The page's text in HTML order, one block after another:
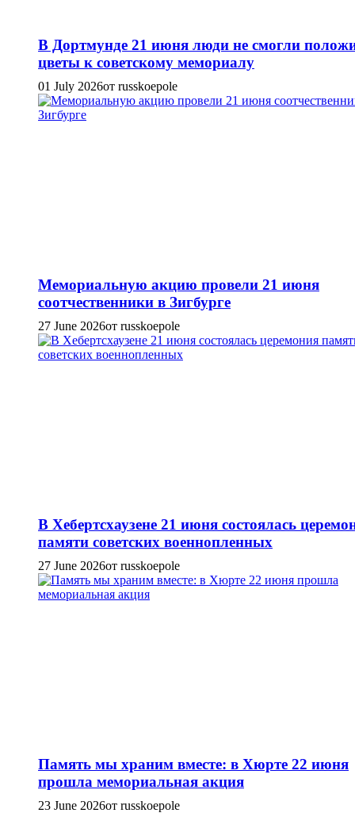
В Дортмунде 21 июня люди не смогли
цветы к советскому мемориалу
01 July 2026от russkoepole
Мемориальную акцию провели 21 июня
соотчественники в Зигбурге
27 June 2026от russkoepole
В Хебертсхаузене 21 июня состоялась
памяти советских военнопленных
27 June 2026от russkoepole
Память мы храним вместе: в Хюрте 22 июня
прошла мемориальная акция
23 June 2026от russkoepole